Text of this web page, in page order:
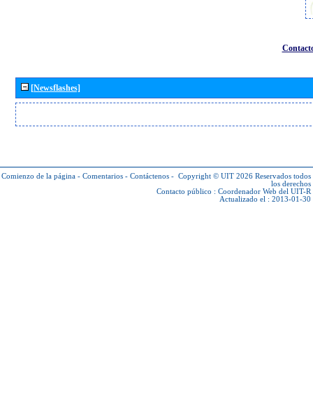
[Newsflashes]
Comienzo de la página - Comentarios - Contáctenos - Copyright © UIT 2026 Reservados todos
los derechos
Contacto público : Coordenador Web del UIT-R
Actualizado el : 2013-01-30